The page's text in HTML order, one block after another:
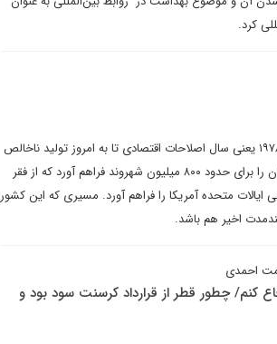
کرد.
چین در ۴ دهه اخیر به رشدی رسید که در جهان بی نظیر بود. از سال ۱۹۷۸ یعنی سال اصلاحات اقتصادی تا به امروز تولید ناخالص
داخلی کشور به طور متوسط سالانه ۹% افزایش داشته است و این امکان را برای حدود ۸۰۰ میلیون شهروند فراهم آورد که از فقر
متحده آمریکا را فراهم آورد. مسیری که این کشور
اخیر هم باشد.
احمدی
کنم/ چطور قطر از قرارداد کرسنت سود بود و